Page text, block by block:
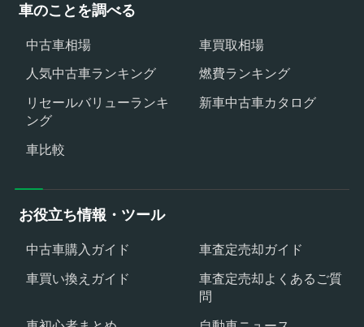
車のことを調べる
中古車相場
車買取相場
人気中古車ランキング
燃費ランキング
リセールバリューランキ
ング
新車中古車カタログ
車比較
お役立ち情報・ツール
中古車購入ガイド
車査定売却ガイド
車買い換えガイド
車査定売却よくあるご質
問